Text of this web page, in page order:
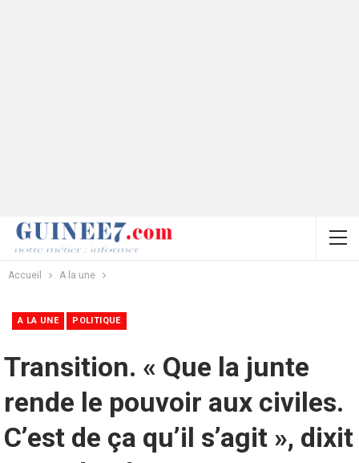
Accueil A la une
A LA UNE POLITIQUE
Transition. « Que la junte
rende le pouvoir aux civiles.
C’est de ça qu’il s’agit », dixit